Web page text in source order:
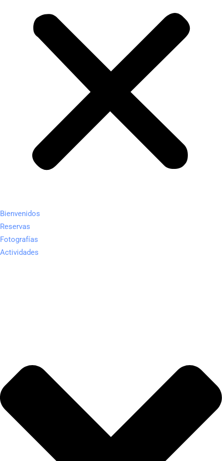
Bienvenidos
Reservas
Fotografías
Actividades